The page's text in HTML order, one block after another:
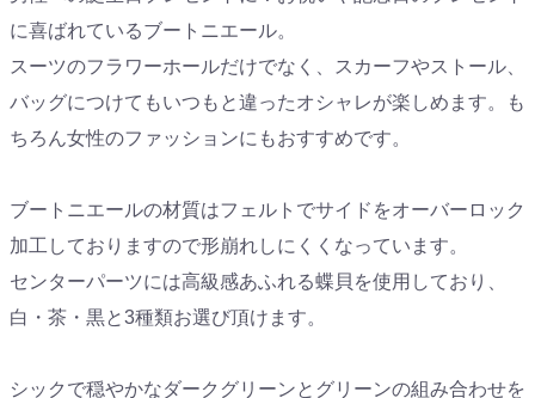
に喜ばれているブートニエール。
スーツのフラワーホールだけでなく、スカーフやストール、
バッグにつけてもいつもと違ったオシャレが楽しめます。も
ちろん女性のファッションにもおすすめです。
ブートニエールの材質はフェルトでサイドをオーバーロック
加工しておりますので形崩れしにくくなっています。
センターパーツには高級感あふれる蝶貝を使用しており、
白・茶・黒と3種類お選び頂けます。
シックで穏やかなダークグリーンとグリーンの組み合わせを